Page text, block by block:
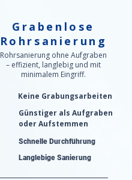
Grabenlose
Rohrsanierung
Rohrsanierung ohne Aufgraben
– effizient, langlebig und mit
minimalem Eingriff.
Keine Grabungsarbeiten
Günstiger als Aufgraben
oder Aufstemmen
Schnelle Durchführung
Langlebige Sanierung